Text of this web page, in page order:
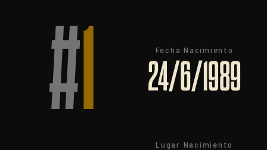
#1 Fecha Nacimiento
24/6/1989
Lugar Nacimiento